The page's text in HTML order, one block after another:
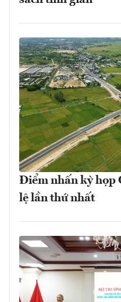
Điểm nhấn kỳ họp
lệ lần thứ nhất